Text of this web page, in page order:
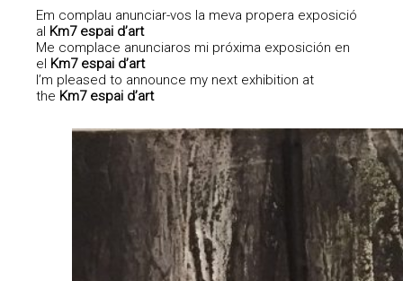
Em complau anunciar-vos la meva propera exposició
al Km7 espai d’art
Me complace anunciaros mi próxima exposición en
el Km7 espai d’art
I’m pleased to announce my next exhibition at
the Km7 espai d’art